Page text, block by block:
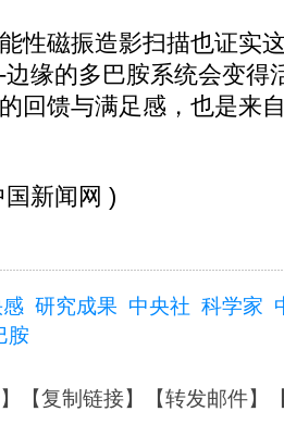
磁振造影扫描也证实
缘的多巴胺系统会变得
回馈与满足感，也是来
新闻网 )
研究成果 中央社 科学家
胺
】【复制链接】【转发邮件】